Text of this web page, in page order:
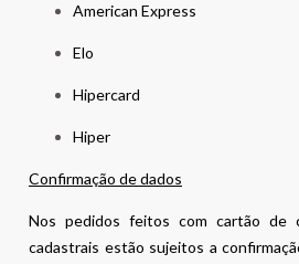
American Express
Elo
Hipercard
Hiper
Confirmação de dados
Nos pedidos feitos com cartão de
cadastrais estão sujeitos a